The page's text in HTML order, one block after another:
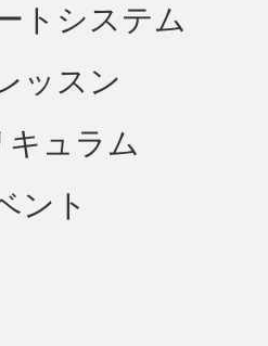
トシステム
ッスン
ュラム
ント